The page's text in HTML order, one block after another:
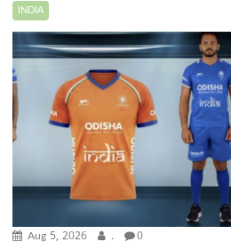
INDIA
Aug 5, 2026 . 0